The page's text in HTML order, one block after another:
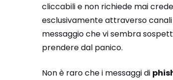
cliccabili e non richiede mai
esclusivamente attraverso
messaggio che vi sembra
prendere dal panico.
Non è raro che i messaggi di